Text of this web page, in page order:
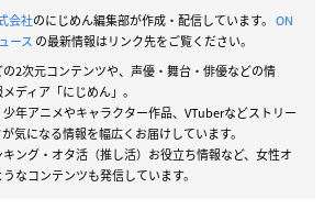
会社のにじめん編集部が作成・配信しています。 ON
ース の最新情報はリンク先をご覧ください。
2次元コンテンツや、声優・舞台・俳優などの情
ディア「にじめん」。
年アニメやキャラクター作品、VTuberなどストリー
気になる情報を幅広くお届けしています。
ング・オタ活（推し活）お役立ち情報など、女性オ
なコンテンツも発信しています。